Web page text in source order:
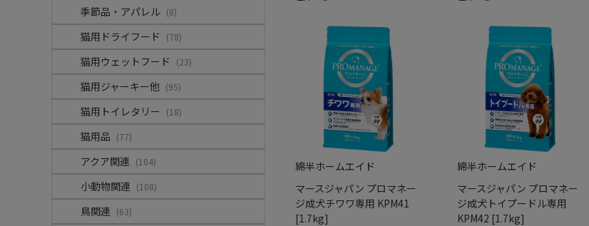
季節品・アパレル (8)
猫用ドライフード (78)
猫用ウェットフード (23)
猫用ジャーキー他 (95)
猫用トイレタリー (18)
猫用品 (77)
アクア関連 (104)
小動物関連 (108)
鳥関連 (63)
綿半ホームエイド
マースジャパン プロマネー
ジ成犬チワワ専用 KPM41
[1.7kg]
綿半ホームエイド
マースジャパン プロマネー
ジ成犬トイプードル専用
KPM42 [1.7kg]